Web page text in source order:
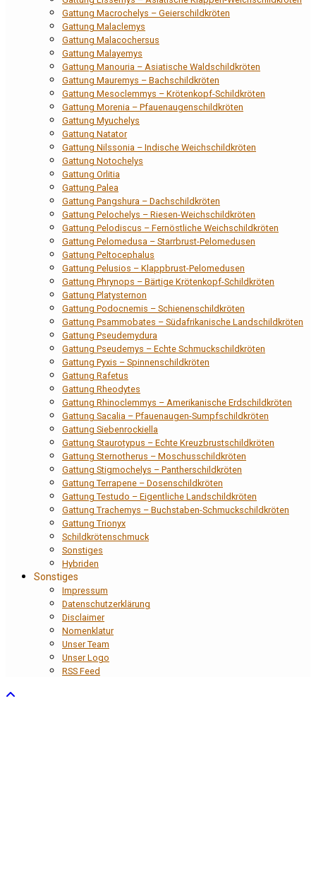
Gattung Macrochelys – Geierschildkröten
Gattung Malaclemys
Gattung Malacochersus
Gattung Malayemys
Gattung Manouria – Asiatische Waldschildkröten
Gattung Mauremys – Bachschildkröten
Gattung Mesoclemmys – Krötenkopf-Schildkröten
Gattung Morenia – Pfauenaugenschildkröten
Gattung Myuchelys
Gattung Natator
Gattung Nilssonia – Indische Weichschildkröten
Gattung Notochelys
Gattung Orlitia
Gattung Palea
Gattung Pangshura – Dachschildkröten
Gattung Pelochelys – Riesen-Weichschildkröten
Gattung Pelodiscus – Fernöstliche Weichschildkröten
Gattung Pelomedusa – Starrbrust-Pelomedusen
Gattung Peltocephalus
Gattung Pelusios – Klappbrust-Pelomedusen
Gattung Phrynops – Bärtige Krötenkopf-Schildkröten
Gattung Platysternon
Gattung Podocnemis – Schienenschildkröten
Gattung Psammobates – Südafrikanische Landschildkröten
Gattung Pseudemydura
Gattung Pseudemys – Echte Schmuckschildkröten
Gattung Pyxis – Spinnenschildkröten
Gattung Rafetus
Gattung Rheodytes
Gattung Rhinoclemmys – Amerikanische Erdschildkröten
Gattung Sacalia – Pfauenaugen-Sumpfschildkröten
Gattung Siebenrockiella
Gattung Staurotypus – Echte Kreuzbrustschildkröten
Gattung Sternotherus – Moschusschildkröten
Gattung Stigmochelys – Pantherschildkröten
Gattung Terrapene – Dosenschildkröten
Gattung Testudo – Eigentliche Landschildkröten
Gattung Trachemys – Buchstaben-Schmuckschildkröten
Gattung Trionyx
Schildkrötenschmuck
Sonstiges
Hybriden
Sonstiges
Impressum
Datenschutzerklärung
Disclaimer
Nomenklatur
Unser Team
Unser Logo
RSS Feed